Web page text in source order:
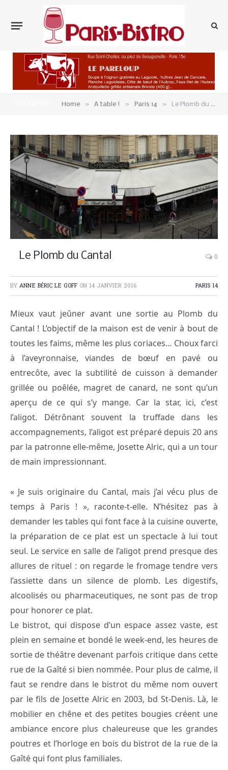
Home » A table ! » Paris 14 » Le Plomb du Cantal
Le Plomb du Cantal 0
BY ANNE BÉRIC LE GOFF ON 14 JANVIER 2016 PARIS 14
Mieux vaut jeûner avant une sortie au Plomb du
Cantal ! L’objectif de la maison est de venir à bout de
toutes les faims, même les plus coriaces… Choux farci
à l’aveyronnaise, viandes de bœuf en pavé ou
entrecôte, avec la subtilité de cuisson à demander
grillée ou poêlée, magret de canard, ne sont qu’un
aperçu de ce qui s’y mange. Car la star, ici, c’est
l’aligot. Détrônant souvent la truffade dans les
accompagnements, l’aligot est préparé depuis 20 ans
par la patronne elle-même, Josette Alric, qui a un tour
de main impressionnant.
« Je suis originaire du Cantal, mais j’ai vécu plus de
temps à Paris ! », raconte-t-elle. N’hésitez pas à
demander les tables qui font face à la cuisine ouverte,
la préparation de ce plat est un spectacle à lui tout
seul. Le service en salle de l’aligot prend presque des
allures de rituel : on regarde le fromage tendre vers
l’assiette dans un silence de plomb. Les digestifs,
alcoolisés ou pharmaceutiques, ne sont pas de trop
pour honorer ce plat.
Le bistrot, qui dispose d’un espace assez vaste, est
plein en semaine et bondé le week-end, les heures de
sortie de théâtre devenant parfois critique dans cette
rue de la Gaîté si bien nommée. Pour plus de calme, il
faut se rendre dans le bistrot du même nom ouvert
par le fils de Josette Alric en 2003, bd St-Denis. Là, le
mobilier en chêne et des petites bougies créent une
ambiance encore plus chaleureuse que les grandes
poutres et l’horloge en bois du bistrot de la rue de la
Gaîté qui font plus familiales.